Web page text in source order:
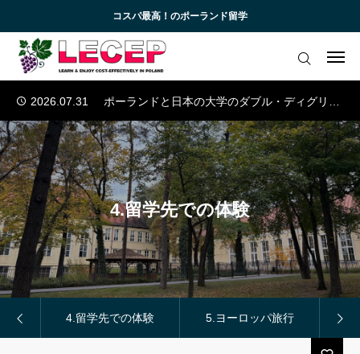
コスパ最高！のポーランド留学
2026.07.03
ウッチ工科大学の産学連携
2026.07.31
2026.07.17
『コラム』AIの時代に選ぶべき学部とは？
2026.07.10
欧州の医学部への留学
2026.07.03
ウッチ工科大学の産学連携
2026.08.07
ポーランド日本情報工科大学の英語コース
2026.07.31
ポーランドと日本の大学のダブル・ディグリー・プログラム
4.留学先での体験
4.留学先での体験 5.ヨーロッパ旅行 6.
ログイン
アカデミック英語トレーニング
無料会員向けコンテンツと受講生向けサイト
ブログ 一覧
受講生様専用サイト
お知らせ一覧
お問い合わせ